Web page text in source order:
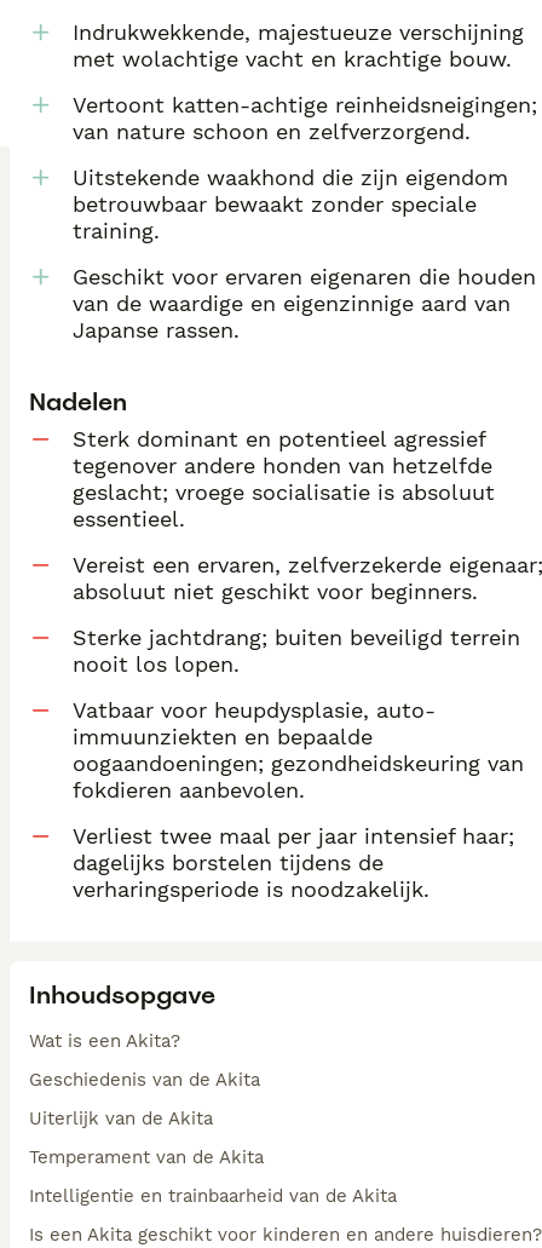
Indrukwekkende, majestueuze verschijning
met wolachtige vacht en krachtige bouw.
Vertoont katten-achtige reinheidsneigingen;
van nature schoon en zelfverzorgend.
Uitstekende waakhond die zijn eigendom
betrouwbaar bewaakt zonder speciale
training.
Geschikt voor ervaren eigenaren die houden
van de waardige en eigenzinnige aard van
Japanse rassen.
Nadelen
Sterk dominant en potentieel agressief
tegenover andere honden van hetzelfde
geslacht; vroege socialisatie is absoluut
essentieel.
Vereist een ervaren, zelfverzekerde eigenaar;
absoluut niet geschikt voor beginners.
Sterke jachtdrang; buiten beveiligd terrein
nooit los lopen.
Vatbaar voor heupdysplasie, auto-
immuunziekten en bepaalde
oogaandoeningen; gezondheidskeuring van
fokdieren aanbevolen.
Verliest twee maal per jaar intensief haar;
dagelijks borstelen tijdens de
verharingsperiode is noodzakelijk.
Inhoudsopgave
Wat is een Akita?
Geschiedenis van de Akita
Uiterlijk van de Akita
Temperament van de Akita
Intelligentie en trainbaarheid van de Akita
Is een Akita geschikt voor kinderen en andere huisdieren?